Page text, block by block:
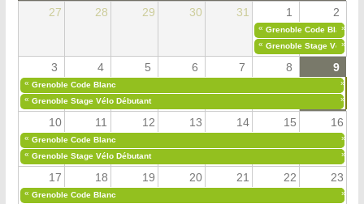
27
28 29 30 31 1 2
« Grenoble Code Blanc
»
« Grenoble Stage Vélo
»
3 4 5 6 7 8 9
« Grenoble Code Blanc
»
« Grenoble Stage Vélo Débutant »
10 11 12 13 14 15 16
« Grenoble Code Blanc
»
« Grenoble Stage Vélo Débutant »
17 18 19 20 21 22 23
« Grenoble Code Blanc
»